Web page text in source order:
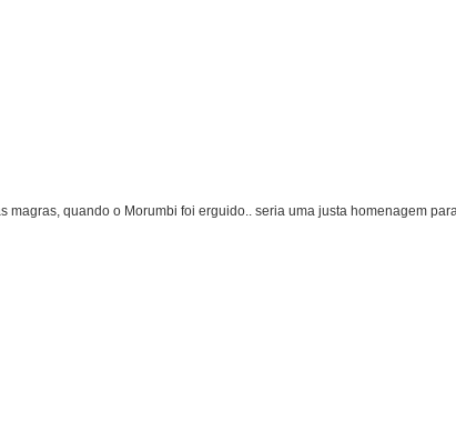
quando o Morumbi foi erguido.. seria uma justa homenagem